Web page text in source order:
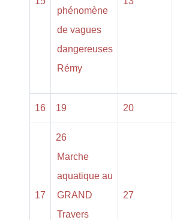
phénomène
de vagues
dangereuses
Rémy
16 19 20
17
26
Marche
aquatique au
GRAND
Travers
27